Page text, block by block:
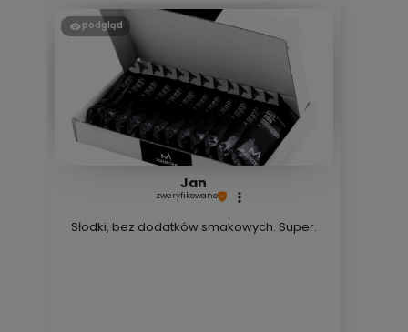
podgląd
Jan
zweryfikowano
Słodki, bez dodatków smakowych. Super.